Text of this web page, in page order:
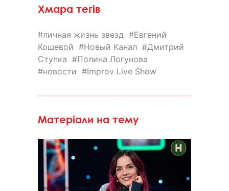
Хмара тегів
личная жизнь звезд
Евгений
Кошевой
Новый Канал
Дмитрий
Ступка
Полина Логунова
новости
Improv Live Show
Матеріали на тему